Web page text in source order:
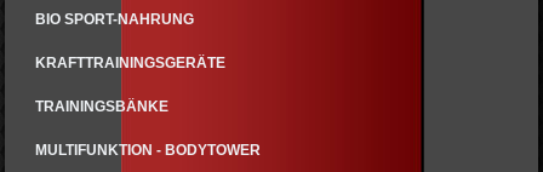
BIO SPORT-NAHRUNG
KRAFTTRAININGSGERÄTE
TRAININGSBÄNKE
MULTIFUNKTION - BODYTOWER